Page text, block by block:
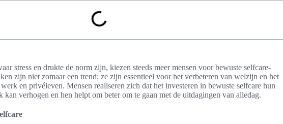
stress en drukte de norm zijn, kiezen steeds meer mensen voor bewuste selfcare-
zijn niet zomaar een trend; ze zijn essentieel voor het verbeteren van welzijn en het
en privéleven. Mensen realiseren zich dat het investeren in bewuste selfcare hun
verhogen en hen helpt om beter om te gaan met de uitdagingen van alledag.